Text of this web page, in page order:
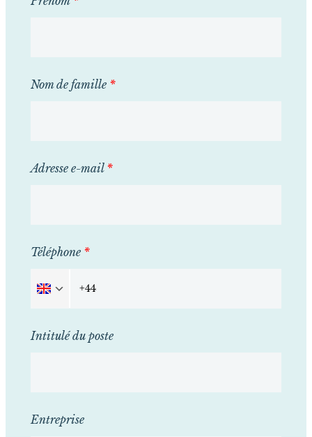
Nom de famille *
Adresse e-mail *
Téléphone *
Intitulé du poste
Entreprise